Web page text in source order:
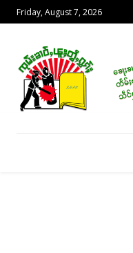
Friday, August 7, 2026